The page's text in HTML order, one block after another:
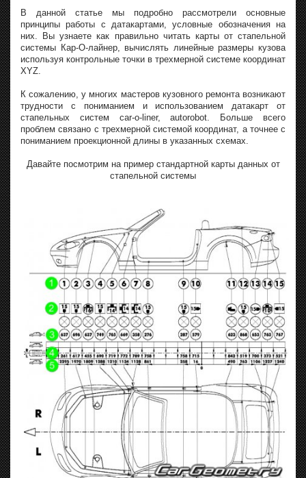
В данной статье мы подробно рассмотрели основные
принципы работы с датакартами, условные обозначения на
них. Вы узнаете как правильно читать карты от стапельной
системы Кар-О-лайнер, вычислять линейные размеры кузова
используя контрольные точки в трехмерной системе координат
XYZ.
К сожалению, у многих мастеров кузовного ремонта возникают
трудности с пониманием и использованием датакарт от
стапельных систем car-o-liner, autorobot. Больше всего
проблем связано с трехмерной системой координат, а точнее с
пониманием проекционной длины в указанных схемах.
Давайте посмотрим на пример стандартной карты данных от
стапельной системы